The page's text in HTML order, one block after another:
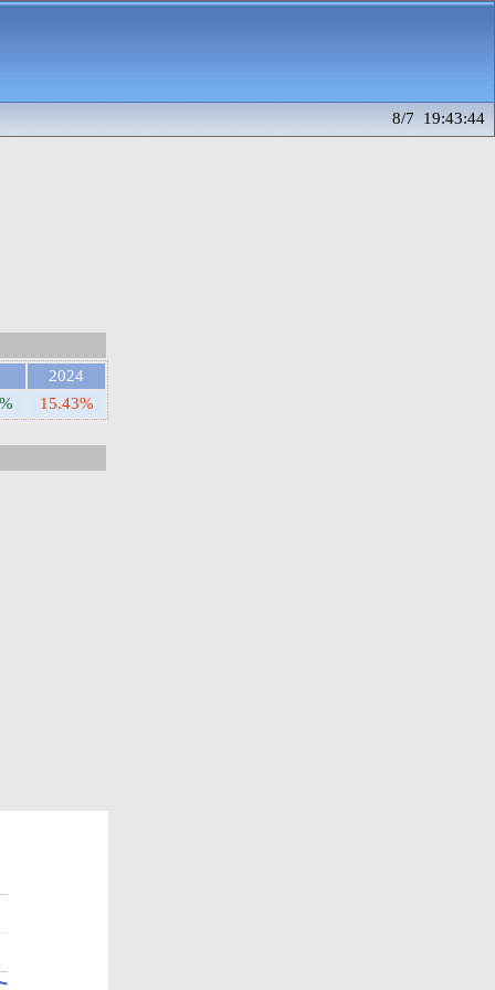
8/7 19:43:44
2024
15.43%